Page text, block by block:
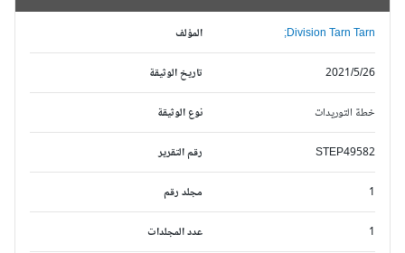
المؤلف Division Tarn Tarn;
تاريخ الوثيقة 2021/5/26
نوع الوثيقة خطة التوريدات
رقم التقرير STEP49582
مجلد رقم
عدد المجلدات